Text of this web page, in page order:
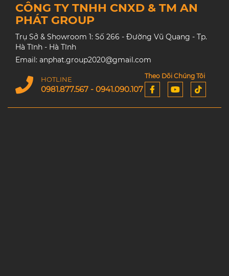
CÔNG TY TNHH CNXD & TM AN
PHÁT GROUP
Trụ Sở & Showroom 1: Số 266 - Đường Vũ Quang - Tp.
Hà Tĩnh - Hà Tĩnh
Email: anphat.group2020@gmail.com
HOTLINE
0981.877.567 - 0941.090.107
Theo Dõi Chúng Tôi